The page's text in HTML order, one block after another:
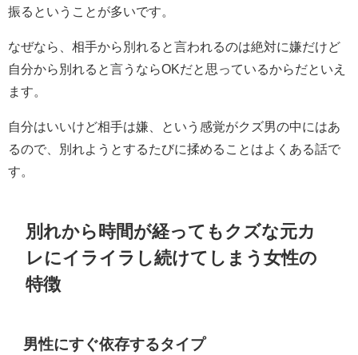
振るということが多いです。
なぜなら、相手から別れると言われるのは絶対に嫌だけど
自分から別れると言うならOKだと思っているからだといえ
ます。
自分はいいけど相手は嫌、という感覚がクズ男の中にはあ
るので、別れようとするたびに揉めることはよくある話で
す。
別れから時間が経ってもクズな元カ
レにイライラし続けてしまう女性の
特徴
男性にすぐ依存するタイプ